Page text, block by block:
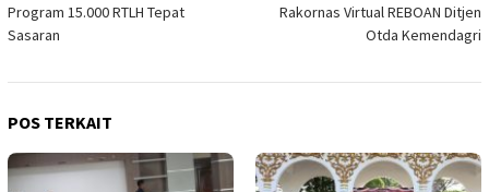
Program 15.000 RTLH Tepat
Sasaran
Rakornas Virtual REBOAN Ditjen
Otda Kemendagri
POS TERKAIT